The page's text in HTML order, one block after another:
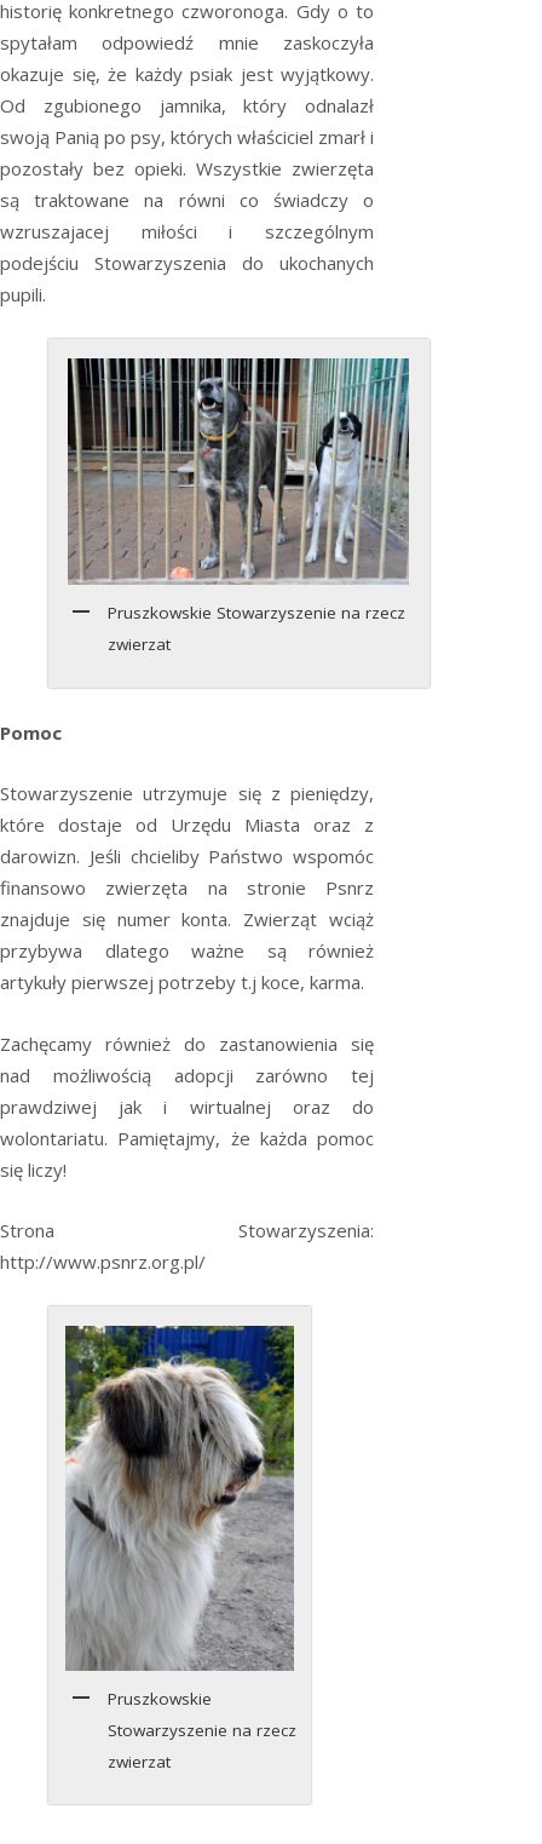
historię konkretnego czworonoga. Gdy o to
spytałam odpowiedź mnie zaskoczyła
okazuje się, że każdy psiak jest wyjątkowy.
Od zgubionego jamnika, który odnalazł
swoją Panią po psy, których właściciel zmarł i
pozostały bez opieki. Wszystkie zwierzęta
są traktowane na równi co świadczy o
wzruszajacej miłości i szczególnym
podejściu Stowarzyszenia do ukochanych
pupili.
Pruszkowskie Stowarzyszenie na rzecz
zwierzat
Pomoc
Stowarzyszenie utrzymuje się z pieniędzy,
które dostaje od Urzędu Miasta oraz z
darowizn. Jeśli chcieliby Państwo wspomóc
finansowo zwierzęta na stronie Psnrz
znajduje się numer konta. Zwierząt wciąż
przybywa dlatego ważne są również
artykuły pierwszej potrzeby t.j koce, karma.
Zachęcamy również do zastanowienia się
nad możliwością adopcji zarówno tej
prawdziwej jak i wirtualnej oraz do
wolontariatu. Pamiętajmy, że każda pomoc
się liczy!
Strona Stowarzyszenia:
http://www.psnrz.org.pl/
Pruszkowskie
Stowarzyszenie na rzecz
zwierzat